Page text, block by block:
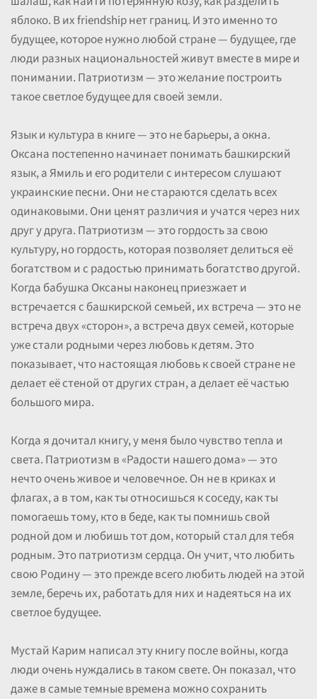
яблоко. В их friendship нет границ. И это именно то
будущее, которое нужно любой стране — будущее, где
люди разных национальностей живут вместе в мире и
понимании. Патриотизм — это желание построить
такое светлое будущее для своей земли.
Язык и культура в книге — это не барьеры, а окна.
Оксана постепенно начинает понимать башкирский
язык, а Ямиль и его родители с интересом слушают
украинские песни. Они не стараются сделать всех
одинаковыми. Они ценят различия и учатся через них
друг у друга. Патриотизм — это гордость за свою
культуру, но гордость, которая позволяет делиться её
богатством и с радостью принимать богатство другой.
Когда бабушка Оксаны наконец приезжает и
встречается с башкирской семьей, их встреча — это не
встреча двух «сторон», а встреча двух семей, которые
уже стали родными через любовь к детям. Это
показывает, что настоящая любовь к своей стране не
делает её стеной от других стран, а делает её частью
большого мира.
Когда я дочитал книгу, у меня было чувство тепла и
света. Патриотизм в «Радости нашего дома» — это
нечто очень живое и человечное. Он не в криках и
флагах, а в том, как ты относишься к соседу, как ты
помогаешь тому, кто в беде, как ты помнишь свой
родной дом и любишь тот дом, который стал для тебя
родным. Это патриотизм сердца. Он учит, что любить
свою Родину — это прежде всего любить людей на этой
земле, беречь их, работать для них и надеяться на их
светлое будущее.
Мустай Карим написал эту книгу после войны, когда
люди очень нуждались в таком свете. Он показал, что
даже в самые темные времена можно сохранить